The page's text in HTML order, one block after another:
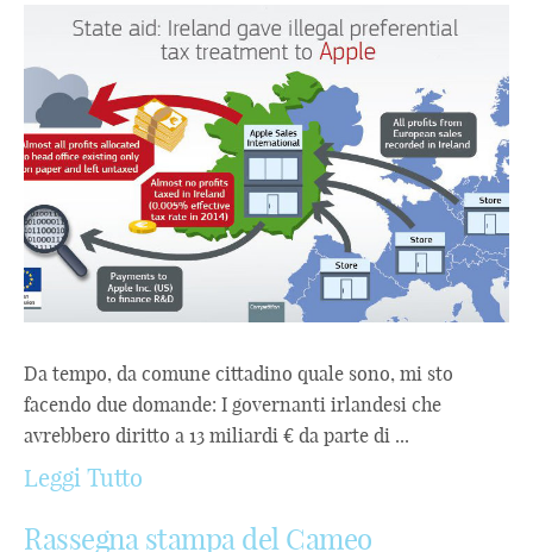
Da tempo, da comune cittadino quale sono, mi sto
facendo due domande: I governanti irlandesi che
avrebbero diritto a 13 miliardi € da parte di ...
Leggi Tutto
Rassegna stampa del Cameo